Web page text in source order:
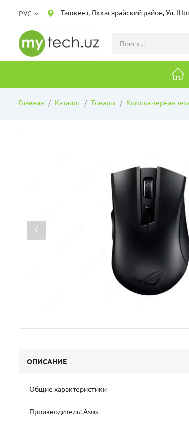
РУС Ташкент, Яккасарайский район, Ул.
Главная Каталог Товары Компьютерная
ОПИСАНИЕ
Общие характеристики
Производитель: Asus